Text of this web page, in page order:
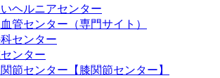
ヘルニアセンター
管センター（専門サイト）
センター
ンター
節センター【膝関節センター】